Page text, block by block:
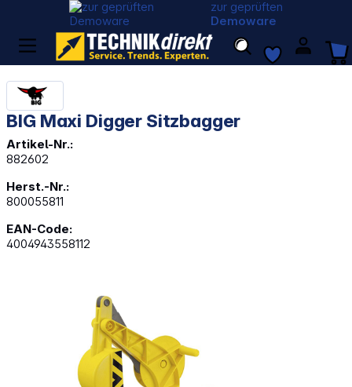
zur geprüften
Demoware
BIG Maxi Digger Sitzbagger
Artikel-Nr.:
882602
Herst.-Nr.:
800055811
EAN-Code:
4004943558112
Bildergalerie überspringen